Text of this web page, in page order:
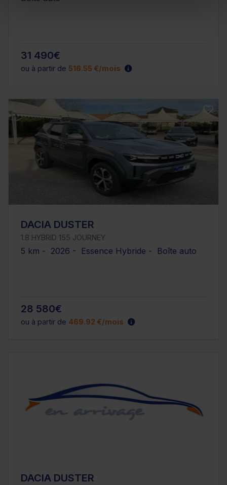
31 490€
ou à partir de 516.55 €/mois
DACIA DUSTER
1.8 HYBRID 155 JOURNEY
5 km - 2026 - Essence Hybride - Boîte auto
28 580€
ou à partir de 469.92 €/mois
DACIA DUSTER